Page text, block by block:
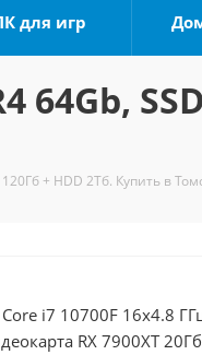
для игр
64Gb,
+ HDD 2Тб. Купить в
i7 10700F 16x4.8
RX 7900XT